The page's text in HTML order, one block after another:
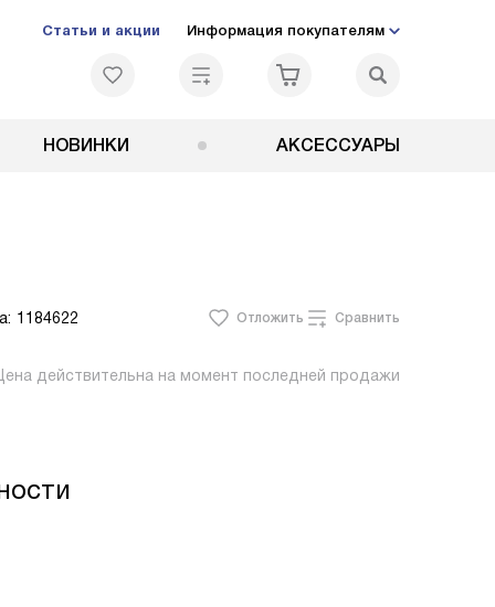
Статьи и акции Информация покупателям
НОВИНКИ АКСЕССУАРЫ
1184622 Отложить Сравнить
Цена действительна на момент последней продажи